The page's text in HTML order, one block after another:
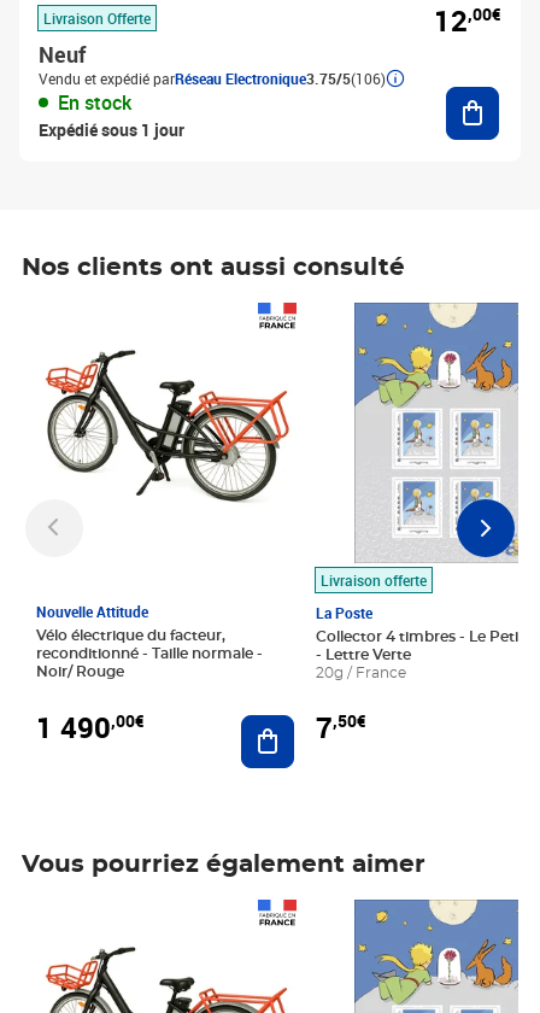
Livraison Offerte
Neuf
Vendu et expédié parRéseau Electronique3.75/5(106)
En stock
Expédié sous 1 jour
12,00€
Nos clients ont aussi consulté
Nouvelle Attitude
Vélo électrique du facteur,
reconditionné - Taille normale -
Noir/ Rouge
1 490,00€ Ajouter au panier
Livraison offerte
La Poste
Collector 4 timbres - Le Petit
- Lettre Verte
20g / France
7,50€
Prix 7,50€
Vous pourriez également aimer
Prix 7,50€